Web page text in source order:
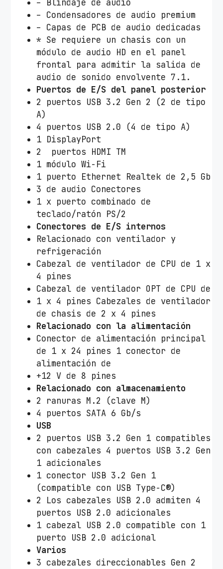
– Blindaje de audio
– Condensadores de audio premium
– Capas de PCB de audio dedicadas
* Se requiere un chasis con un
módulo de audio HD en el panel
frontal para admitir la salida de
audio de sonido envolvente 7.1.
Puertos de E/S del panel posterior
2 puertos USB 3.2 Gen 2 (2 de tipo
A)
4 puertos USB 2.0 (4 de tipo A)
1 DisplayPort
2 puertos HDMI TM
1 módulo Wi-Fi
1 puerto Ethernet Realtek de 2,5 Gb
3 de audio Conectores
1 x puerto combinado de
teclado/ratón PS/2
Conectores de E/S internos
Relacionado con ventilador y
refrigeración
Cabezal de ventilador de CPU de 1 x
4 pines
Cabezal de ventilador OPT de CPU de
1 x 4 pines Cabezales de ventilador
de chasis de 2 x 4 pines
Relacionado con la alimentación
Conector de alimentación principal
de 1 x 24 pines 1 conector de
alimentación de
+12 V de 8 pines
Relacionado con almacenamiento
2 ranuras M.2 (clave M)
4 puertos SATA 6 Gb/s
USB
2 puertos USB 3.2 Gen 1 compatibles
con cabezales 4 puertos USB 3.2 Gen
1 adicionales
1 conector USB 3.2 Gen 1
(compatible con USB Type-C®)
2 Los cabezales USB 2.0 admiten 4
puertos USB 2.0 adicionales
1 cabezal USB 2.0 compatible con 1
puerto USB 2.0 adicional
Varios
3 cabezales direccionables Gen 2